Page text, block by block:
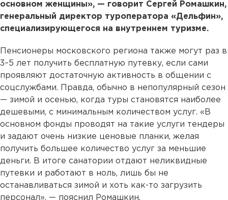
основном женщины», — говорит Сергей Ромашкин,
генеральный директор туроператора «Дельфин»,
специализирующегося на внутреннем туризме.
Пенсионеры московского региона также могут раз в
3–5 лет получить бесплатную путевку, если сами
проявляют достаточную активность в общении с
соцслужбами. Правда, обычно в непопулярный сезон
— зимой и осенью, когда туры становятся наиболее
дешевыми, с минимальным количеством услуг. «В
основном фонды проводят на такие услуги тендеры
и задают очень низкие ценовые планки, желая
получить большее количество услуг за меньшие
деньги. В итоге санатории отдают неликвидные
путевки и работают в ноль, лишь бы не
останавливаться зимой и хоть как-то загрузить
персонал», — пояснил Ромашкин.